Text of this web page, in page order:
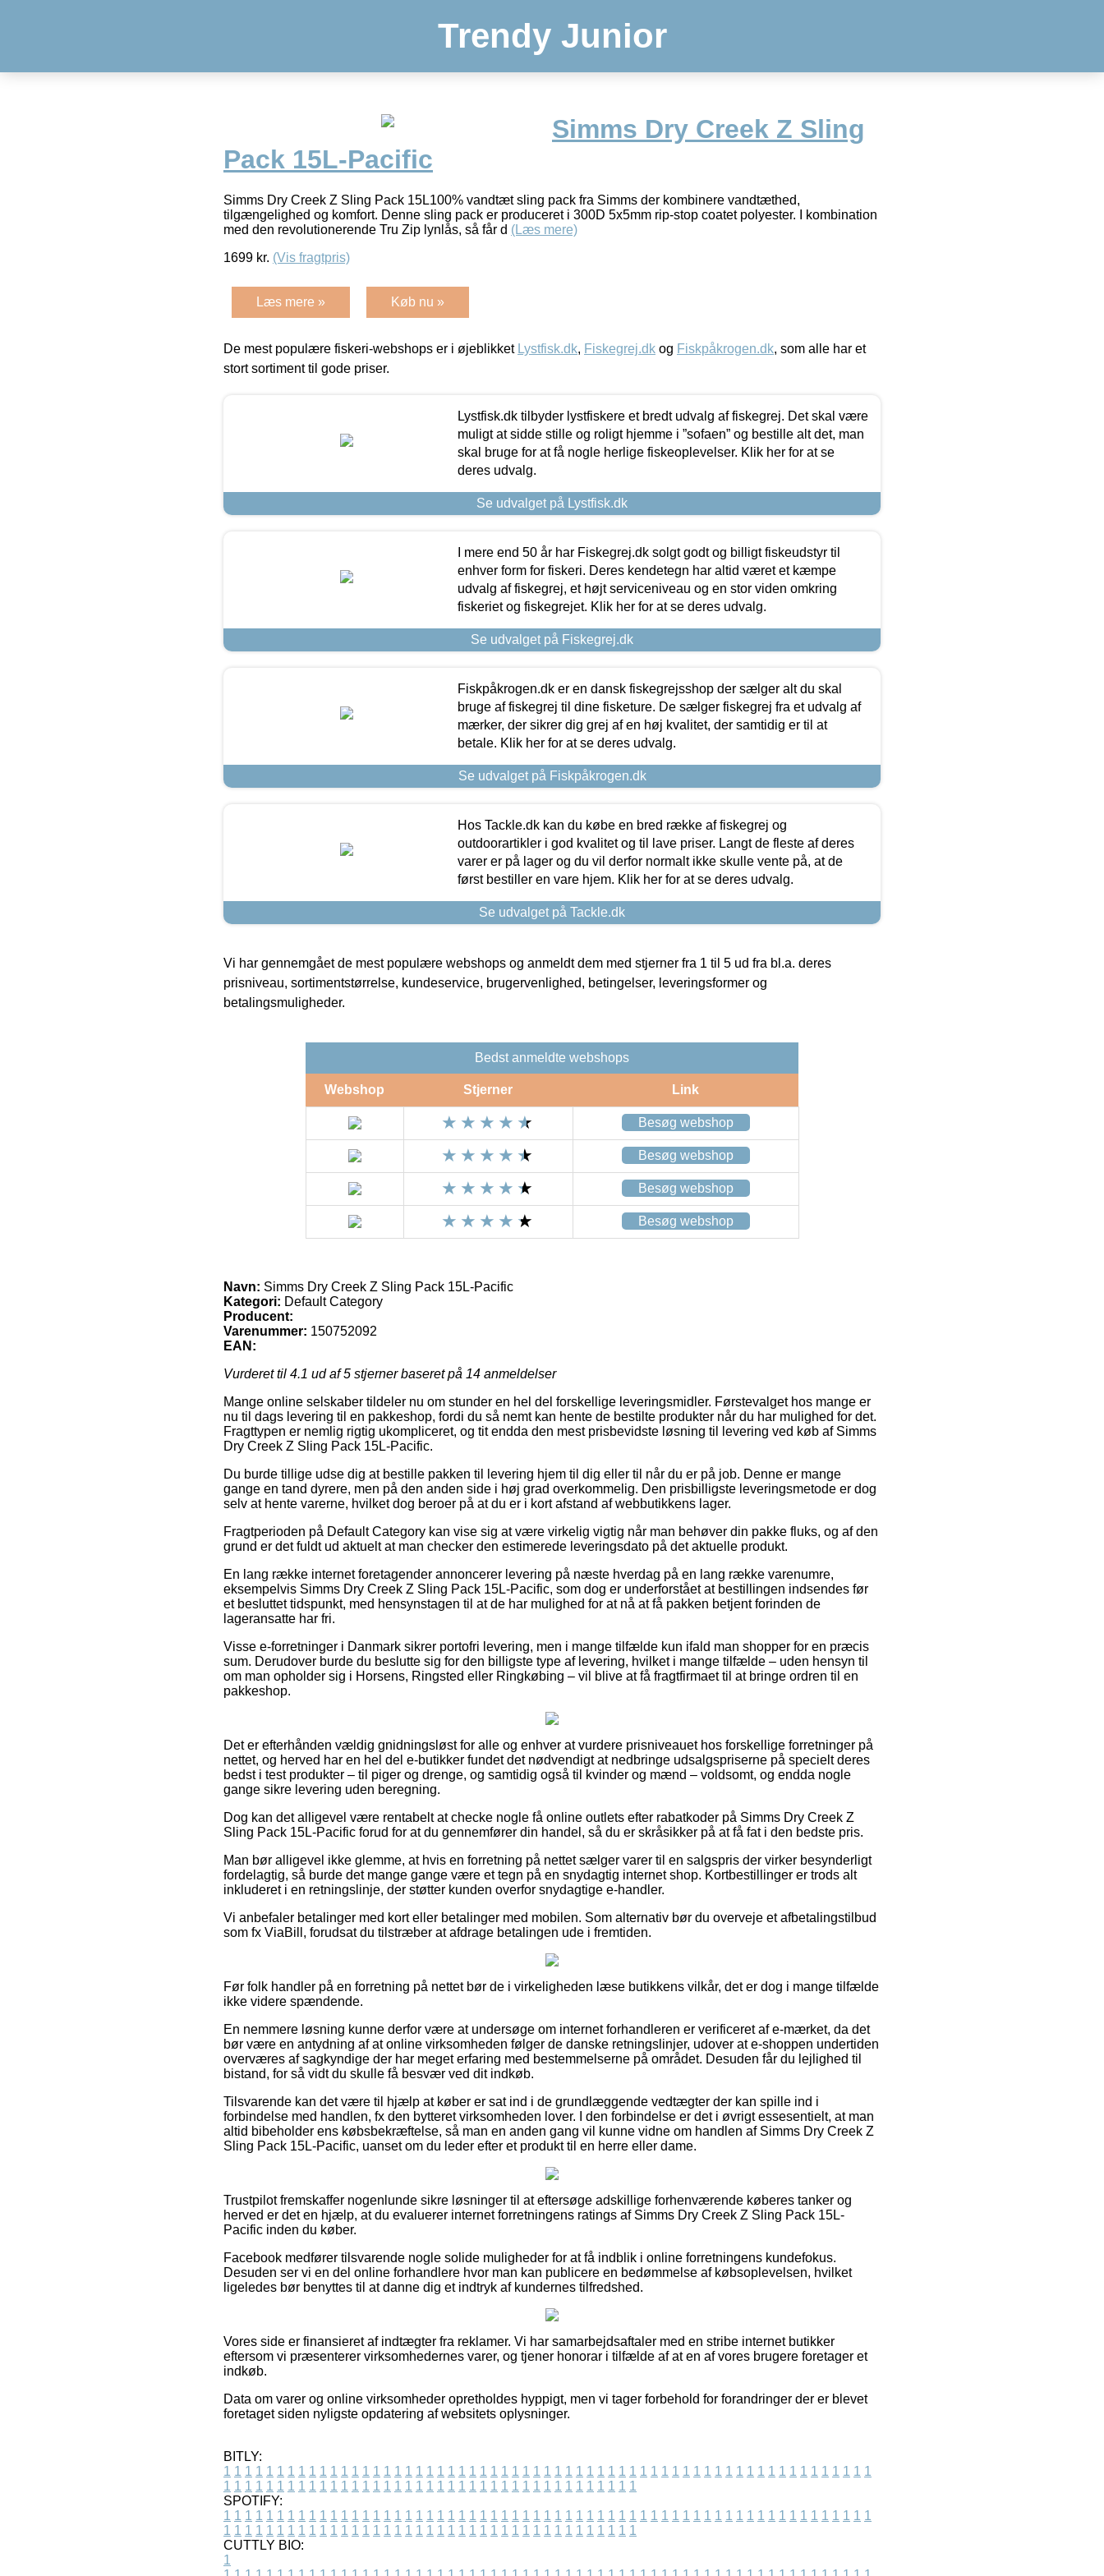
Trendy Junior
Simms Dry Creek Z Sling
Pack 15L-Pacific
Simms Dry Creek Z Sling Pack 15L100% vandtæt sling pack fra Simms der kombinere vandtæthed,
tilgængelighed og komfort. Denne sling pack er produceret i 300D 5x5mm rip-stop coatet polyester. I kombination
med den revolutionerende Tru Zip lynlås, så får d (Læs mere)
1699 kr. (Vis fragtpris)
Læs mere » Køb nu »
De mest populære fiskeri-webshops er i øjeblikket Lystfisk.dk, Fiskegrej.dk og Fiskpåkrogen.dk, som alle har et
stort sortiment til gode priser.
Lystfisk.dk tilbyder lystfiskere et bredt udvalg af fiskegrej. Det skal være
muligt at sidde stille og roligt hjemme i ”sofaen” og bestille alt det, man
skal bruge for at få nogle herlige fiskeoplevelser. Klik her for at se
deres udvalg.
Se udvalget på Lystfisk.dk
I mere end 50 år har Fiskegrej.dk solgt godt og billigt fiskeudstyr til
enhver form for fiskeri. Deres kendetegn har altid været et kæmpe
udvalg af fiskegrej, et højt serviceniveau og en stor viden omkring
fiskeriet og fiskegrejet. Klik her for at se deres udvalg.
Se udvalget på Fiskegrej.dk
Fiskpåkrogen.dk er en dansk fiskegrejsshop der sælger alt du skal
bruge af fiskegrej til dine fisketure. De sælger fiskegrej fra et udvalg af
mærker, der sikrer dig grej af en høj kvalitet, der samtidig er til at
betale. Klik her for at se deres udvalg.
Se udvalget på Fiskpåkrogen.dk
Hos Tackle.dk kan du købe en bred række af fiskegrej og
outdoorartikler i god kvalitet og til lave priser. Langt de fleste af deres
varer er på lager og du vil derfor normalt ikke skulle vente på, at de
først bestiller en vare hjem. Klik her for at se deres udvalg.
Se udvalget på Tackle.dk
Vi har gennemgået de mest populære webshops og anmeldt dem med stjerner fra 1 til 5 ud fra bl.a. deres
prisniveau, sortimentstørrelse, kundeservice, brugervenlighed, betingelser, leveringsformer og
betalingsmuligheder.
Bedst anmeldte webshops
Webshop Stjerner Link
Besøg webshop
Besøg webshop
Besøg webshop
Besøg webshop
Navn: Simms Dry Creek Z Sling Pack 15L-Pacific
Kategori: Default Category
Producent:
Varenummer: 150752092
EAN:
Vurderet til 4.1 ud af 5 stjerner baseret på 14 anmeldelser
Mange online selskaber tildeler nu om stunder en hel del forskellige leveringsmidler. Førstevalget hos mange er
nu til dags levering til en pakkeshop, fordi du så nemt kan hente de bestilte produkter når du har mulighed for det.
Fragttypen er nemlig rigtig ukompliceret, og tit endda den mest prisbevidste løsning til levering ved køb af Simms
Dry Creek Z Sling Pack 15L-Pacific.
Du burde tillige udse dig at bestille pakken til levering hjem til dig eller til når du er på job. Denne er mange
gange en tand dyrere, men på den anden side i høj grad overkommelig. Den prisbilligste leveringsmetode er dog
selv at hente varerne, hvilket dog beroer på at du er i kort afstand af webbutikkens lager.
Fragtperioden på Default Category kan vise sig at være virkelig vigtig når man behøver din pakke fluks, og af den
grund er det fuldt ud aktuelt at man checker den estimerede leveringsdato på det aktuelle produkt.
En lang række internet foretagender annoncerer levering på næste hverdag på en lang række varenumre,
eksempelvis Simms Dry Creek Z Sling Pack 15L-Pacific, som dog er underforstået at bestillingen indsendes før
et besluttet tidspunkt, med hensynstagen til at de har mulighed for at nå at få pakken betjent forinden de
lageransatte har fri.
Visse e-forretninger i Danmark sikrer portofri levering, men i mange tilfælde kun ifald man shopper for en præcis
sum. Derudover burde du beslutte sig for den billigste type af levering, hvilket i mange tilfælde – uden hensyn til
om man opholder sig i Horsens, Ringsted eller Ringkøbing – vil blive at få fragtfirmaet til at bringe ordren til en
pakkeshop.
Det er efterhånden vældig gnidningsløst for alle og enhver at vurdere prisniveauet hos forskellige forretninger på
nettet, og herved har en hel del e-butikker fundet det nødvendigt at nedbringe udsalgspriserne på specielt deres
bedst i test produkter – til piger og drenge, og samtidig også til kvinder og mænd – voldsomt, og endda nogle
gange sikre levering uden beregning.
Dog kan det alligevel være rentabelt at checke nogle få online outlets efter rabatkoder på Simms Dry Creek Z
Sling Pack 15L-Pacific forud for at du gennemfører din handel, så du er skråsikker på at få fat i den bedste pris.
Man bør alligevel ikke glemme, at hvis en forretning på nettet sælger varer til en salgspris der virker besynderligt
fordelagtig, så burde det mange gange være et tegn på en snydagtig internet shop. Kortbestillinger er trods alt
inkluderet i en retningslinje, der støtter kunden overfor snydagtige e-handler.
Vi anbefaler betalinger med kort eller betalinger med mobilen. Som alternativ bør du overveje et afbetalingstilbud
som fx ViaBill, forudsat du tilstræber at afdrage betalingen ude i fremtiden.
Før folk handler på en forretning på nettet bør de i virkeligheden læse butikkens vilkår, det er dog i mange tilfælde
ikke videre spændende.
En nemmere løsning kunne derfor være at undersøge om internet forhandleren er verificeret af e-mærket, da det
bør være en antydning af at online virksomheden følger de danske retningslinjer, udover at e-shoppen undertiden
overværes af sagkyndige der har meget erfaring med bestemmelserne på området. Desuden får du lejlighed til
bistand, for så vidt du skulle få besvær ved dit indkøb.
Tilsvarende kan det være til hjælp at køber er sat ind i de grundlæggende vedtægter der kan spille ind i
forbindelse med handlen, fx den bytteret virksomheden lover. I den forbindelse er det i øvrigt essesentielt, at man
altid bibeholder ens købsbekræftelse, så man en anden gang vil kunne vidne om handlen af Simms Dry Creek Z
Sling Pack 15L-Pacific, uanset om du leder efter et produkt til en herre eller dame.
Trustpilot fremskaffer nogenlunde sikre løsninger til at eftersøge adskillige forhenværende køberes tanker og
herved er det en hjælp, at du evaluerer internet forretningens ratings af Simms Dry Creek Z Sling Pack 15L-
Pacific inden du køber.
Facebook medfører tilsvarende nogle solide muligheder for at få indblik i online forretningens kundefokus.
Desuden ser vi en del online forhandlere hvor man kan publicere en bedømmelse af købsoplevelsen, hvilket
ligeledes bør benyttes til at danne dig et indtryk af kundernes tilfredshed.
Vores side er finansieret af indtægter fra reklamer. Vi har samarbejdsaftaler med en stribe internet butikker
eftersom vi præsenterer virksomhedernes varer, og tjener honorar i tilfælde af at en af vores brugere foretager et
indkøb.
Data om varer og online virksomheder opretholdes hyppigt, men vi tager forbehold for forandringer der er blevet
foretaget siden nyligste opdatering af websitets oplysninger.
BITLY:
1 1 1 1 1 1 1 1 1 1 1 1 1 1 1 1 1 1 1 1 1 1 1 1 1 1 1 1 1 1 1 1 1 1 1 1 1 1 1 1 1 1 1 1 1 1 1 1 1 1 1 1 1 1 1 1 1 1 1 1 1
1 1 1 1 1 1 1 1 1 1 1 1 1 1 1 1 1 1 1 1 1 1 1 1 1 1 1 1 1 1 1 1 1 1 1 1 1 1 1
SPOTIFY:
1 1 1 1 1 1 1 1 1 1 1 1 1 1 1 1 1 1 1 1 1 1 1 1 1 1 1 1 1 1 1 1 1 1 1 1 1 1 1 1 1 1 1 1 1 1 1 1 1 1 1 1 1 1 1 1 1 1 1 1 1
1 1 1 1 1 1 1 1 1 1 1 1 1 1 1 1 1 1 1 1 1 1 1 1 1 1 1 1 1 1 1 1 1 1 1 1 1 1 1
CUTTLY BIO:
1